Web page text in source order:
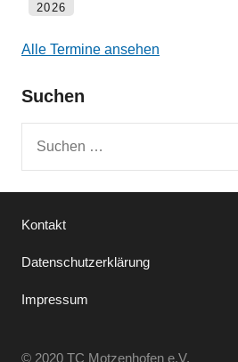
2026
Alle Termine ansehen
Suchen
Kontakt
Datenschutzerklärung
Impressum
© 2020 TC Motzenhofen e.V.